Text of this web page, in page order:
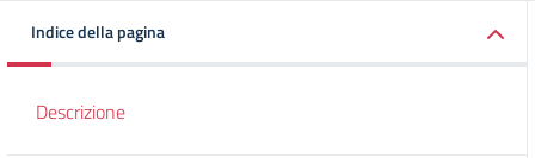
Indice della pagina
Descrizione